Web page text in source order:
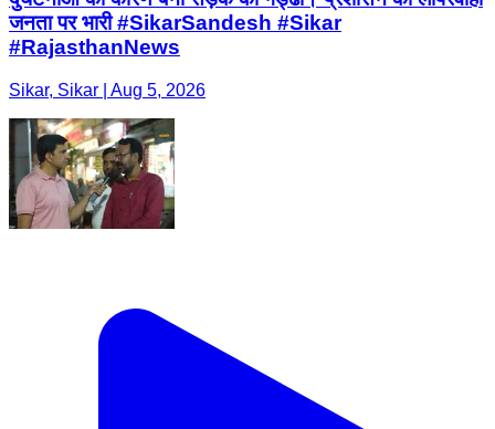
जनता पर भारी #SikarSandesh #Sikar
#RajasthanNews
Sikar, Sikar | Aug 5, 2026